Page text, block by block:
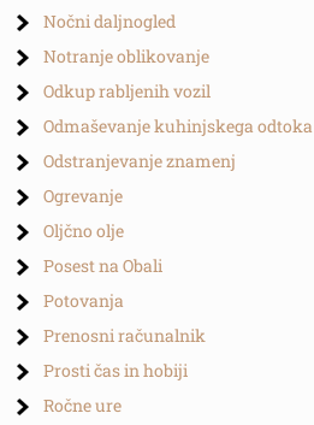
Nočni daljnogled
Notranje oblikovanje
Odkup rabljenih vozil
Odmaševanje kuhinjskega odtoka
Odstranjevanje znamenj
Ogrevanje
Oljčno olje
Posest na Obali
Potovanja
Prenosni računalnik
Prosti čas in hobiji
Ročne ure